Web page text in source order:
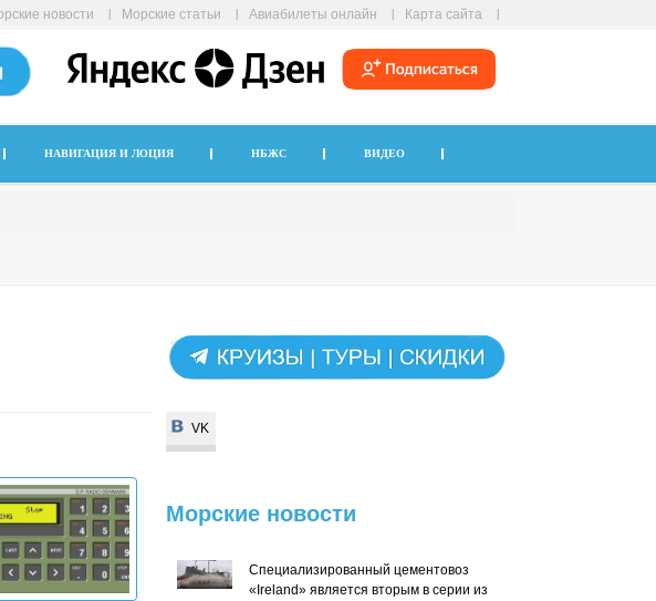
новости Морские статьи Авиабилеты онлайн Карта сайта
НАВИГАЦИЯ И ЛОЦИЯ НБЖС ВИДЕО
VK
VK
Морские новости
Специализированный цементовоз
«Ireland» является вторым в серии из